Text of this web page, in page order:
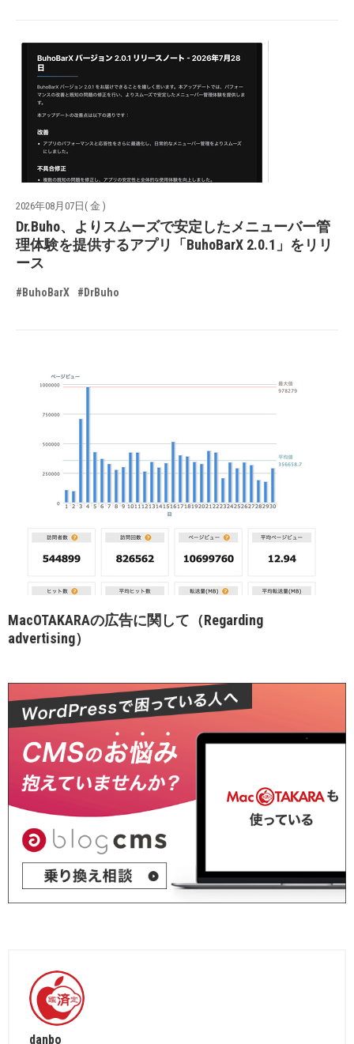
2026年08月07日( 金 )
Dr.Buho、よりスムーズで安定したメニューバー管
理体験を提供するアプリ「BuhoBarX 2.0.1」をリリ
ース
#BuhoBarX #DrBuho
MacOTAKARAの広告に関して（Regarding
advertising）
danbo